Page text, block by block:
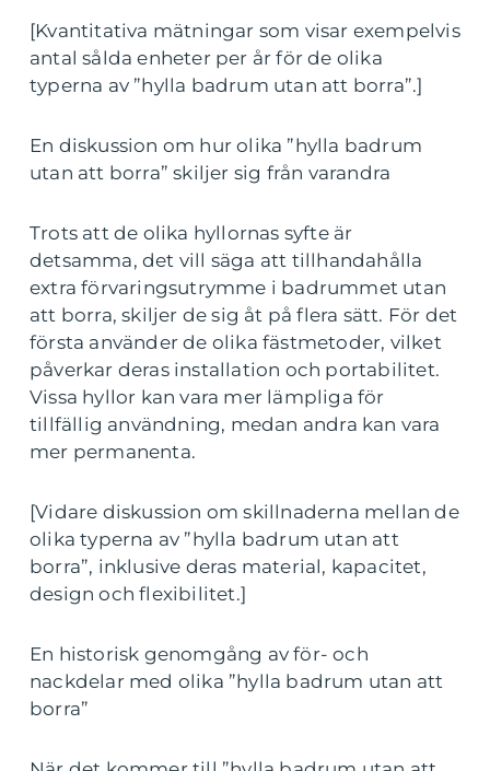
[Kvantitativa mätningar som visar exempelvis
antal sålda enheter per år för de olika
typerna av ”hylla badrum utan att borra”.]
En diskussion om hur olika ”hylla badrum
utan att borra” skiljer sig från varandra
Trots att de olika hyllornas syfte är
detsamma, det vill säga att tillhandahålla
extra förvaringsutrymme i badrummet utan
att borra, skiljer de sig åt på flera sätt. För det
första använder de olika fästmetoder, vilket
påverkar deras installation och portabilitet.
Vissa hyllor kan vara mer lämpliga för
tillfällig användning, medan andra kan vara
mer permanenta.
[Vidare diskussion om skillnaderna mellan de
olika typerna av ”hylla badrum utan att
borra”, inklusive deras material, kapacitet,
design och flexibilitet.]
En historisk genomgång av för- och
nackdelar med olika ”hylla badrum utan att
borra”